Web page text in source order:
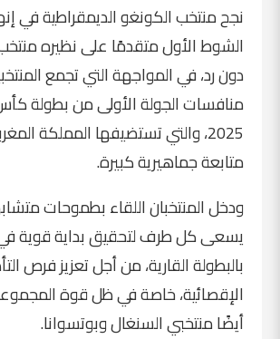
نجح منتخب الكونغو الديمقراطية في
الشوط الأول متقدمًا على نظيره
دون رد، في المواجهة التي تجمع
منافسات الجولة الأولى من بطولة
2025، والتي تستضيفها المملكة
متابعة جماهيرية كبيرة.
ودخل المنتخبان اللقاء بطموحات
يسعى كل طرف لتحقيق بداية قوية
بالبطولة القارية، من أجل تعزيز فرص
الإقصائية، خاصة في ظل قوة
أيضًا منتخبي السنغال وبوتسوانا.